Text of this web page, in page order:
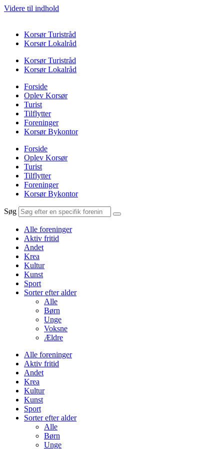
Videre til indhold
Korsør Turistråd
Korsør Lokalråd
Korsør Turistråd
Korsør Lokalråd
Forside
Oplev Korsør
Turist
Tilflytter
Foreninger
Korsør Bykontor
Forside
Oplev Korsør
Turist
Tilflytter
Foreninger
Korsør Bykontor
Søg
Alle foreninger
Aktiv fritid
Andet
Krea
Kultur
Kunst
Sport
Sorter efter alder
Alle
Børn
Unge
Voksne
Ældre
Alle foreninger
Aktiv fritid
Andet
Krea
Kultur
Kunst
Sport
Sorter efter alder
Alle
Børn
Unge